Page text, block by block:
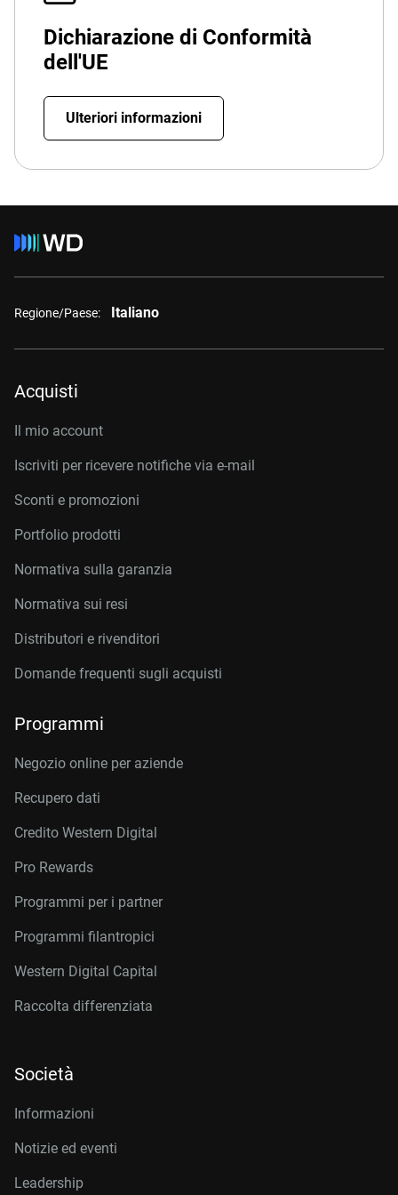
Dichiarazione di Conformità
dell'UE
Ulteriori informazioni
Regione/Paese: Italiano
Acquisti
Il mio account
Iscriviti per ricevere notifiche via e-mail
Sconti e promozioni
Portfolio prodotti
Normativa sulla garanzia
Normativa sui resi
Distributori e rivenditori
Domande frequenti sugli acquisti
Programmi
Negozio online per aziende
Recupero dati
Credito Western Digital
Pro Rewards
Programmi per i partner
Programmi filantropici
Western Digital Capital
Raccolta differenziata
Società
Informazioni
Notizie ed eventi
Leadership